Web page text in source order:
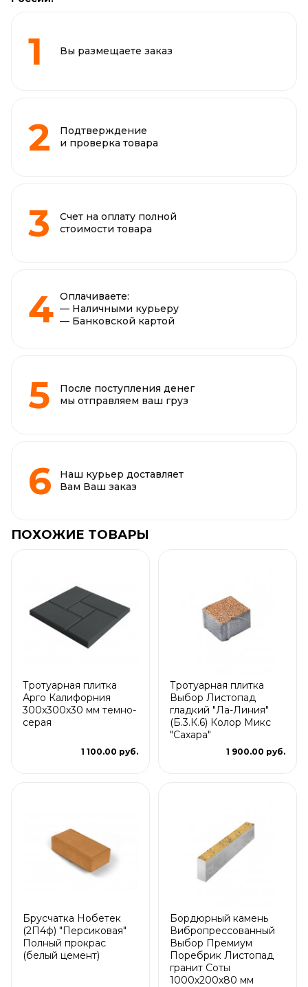
Вы размещаете заказ
Подтверждение
и проверка товара
Счет на оплату полной
стоимости товара
Оплачиваете:
— Наличными курьеру
— Банковской картой
После поступления денег
мы отправляем ваш груз
Наш курьер доставляет
Вам Ваш заказ
ПОХОЖИЕ ТОВАРЫ
Тротуарная плитка
Арго Калифорния
300x300x30 мм темно-
серая
1 100.00 руб.
Тротуарная плитка
Выбор Листопад
гладкий "Ла-Линия"
(Б.3.К.6) Колор Микс
"Сахара"
1 900.00 руб.
Брусчатка Нобетек
(2П4ф) "Персиковая"
Полный прокрас
(белый цемент)
Бордюрный камень
Вибропрессованный
Выбор Премиум
Поребрик Листопад
гранит Соты
1000х200х80 мм